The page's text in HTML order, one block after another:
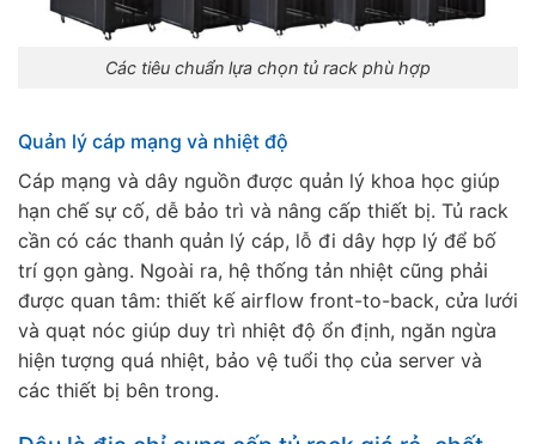
Các tiêu chuẩn lựa chọn tủ rack phù hợp
Quản lý cáp mạng và nhiệt độ
Cáp mạng và dây nguồn được quản lý khoa học giúp
hạn chế sự cố, dễ bảo trì và nâng cấp thiết bị. Tủ rack
cần có các thanh quản lý cáp, lỗ đi dây hợp lý để bố
trí gọn gàng. Ngoài ra, hệ thống tản nhiệt cũng phải
được quan tâm: thiết kế airflow front-to-back, cửa lưới
và quạt nóc giúp duy trì nhiệt độ ổn định, ngăn ngừa
hiện tượng quá nhiệt, bảo vệ tuổi thọ của server và
các thiết bị bên trong.